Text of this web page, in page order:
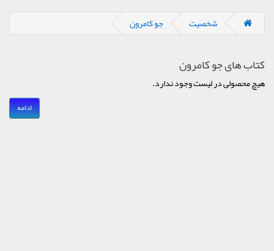
شخصیت جو کامرون
کتاب های جو کامرون
هیچ محصولی در لیست وجود ندارد.
ادامه